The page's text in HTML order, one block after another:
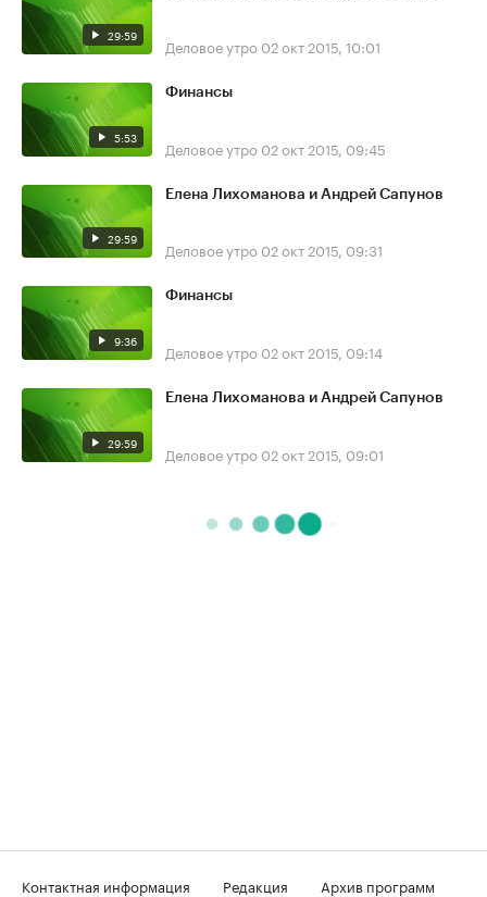
29:59 Деловое утро 02 окт 2015, 10:01
5:53
Финансы
Деловое утро 02 окт 2015, 09:45
29:59
Елена Лихоманова и Андрей Сапунов
Деловое утро 02 окт 2015, 09:31
9:36
Финансы
Деловое утро 02 окт 2015, 09:14
29:59
Елена Лихоманова и Андрей Сапунов
Деловое утро 02 окт 2015, 09:01
Контактная информация Редакция
Архив программ